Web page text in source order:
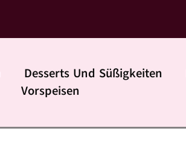
Desserts Und Süßigkeiten
Vorspeisen